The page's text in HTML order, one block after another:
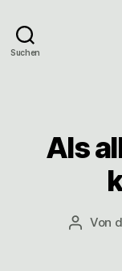
Suchen
Als
Von